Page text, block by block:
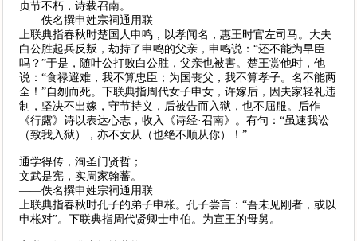
贞节不朽，诗载召南。
——佚名撰申姓宗祠通用联
上联典指春秋时楚国人申鸣，以孝闻名，惠王时官左司马。大夫
白公胜起兵反叛，劫持了申鸣的父亲，申鸣说：“还不能为早臣
吗？”于是，随叶公打败白公胜，父亲也被害。楚王赏他时，他
说：“食禄避难，我不算忠臣；为国丧父，我不算孝子。名不能两
全！”自刎而死。下联典指周代女子申女，许嫁后，因夫家轻礼违
制，坚决不出嫁，守节持义，后被告而入狱，也不屈服。后作
《行露》诗以表达心志，收入《诗经·召南》。有句：“虽速我讼
（致我入狱），亦不女从（也绝不顺从你）！”
通学得传，洵圣门贤哲；
文武是宪，实周家翰蕃。
——佚名撰申姓宗祠通用联
上联典指春秋时孔子的弟子申枨。孔子尝言：“吾未见刚者，或以
申枨对”。下联典指周代贤卿士申伯。为宣王的母舅。